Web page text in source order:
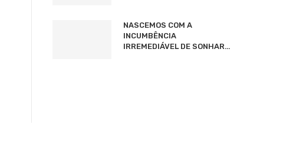
NASCEMOS COM A
INCUMBÊNCIA
IRREMEDIÁVEL DE SONHAR…